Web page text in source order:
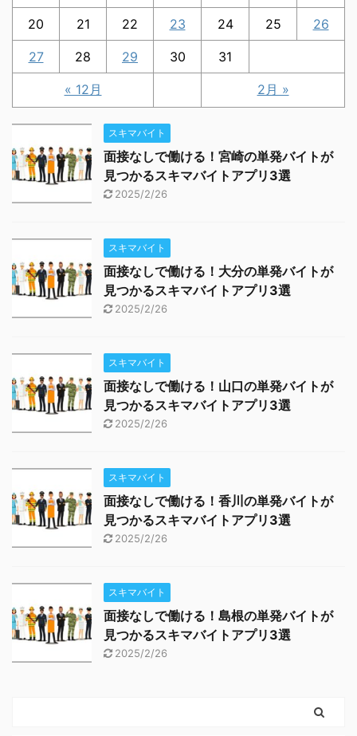
« 12月 2月 »
20 21 22 23 24 25 26
27 28 29 30 31
スキマバイト
面接なしで働ける！宮崎の単発バイトが
見つかるスキマバイトアプリ3選
2025/2/26
スキマバイト
面接なしで働ける！大分の単発バイトが
見つかるスキマバイトアプリ3選
2025/2/26
スキマバイト
面接なしで働ける！山口の単発バイトが
見つかるスキマバイトアプリ3選
2025/2/26
スキマバイト
面接なしで働ける！香川の単発バイトが
見つかるスキマバイトアプリ3選
2025/2/26
スキマバイト
面接なしで働ける！島根の単発バイトが
見つかるスキマバイトアプリ3選
2025/2/26